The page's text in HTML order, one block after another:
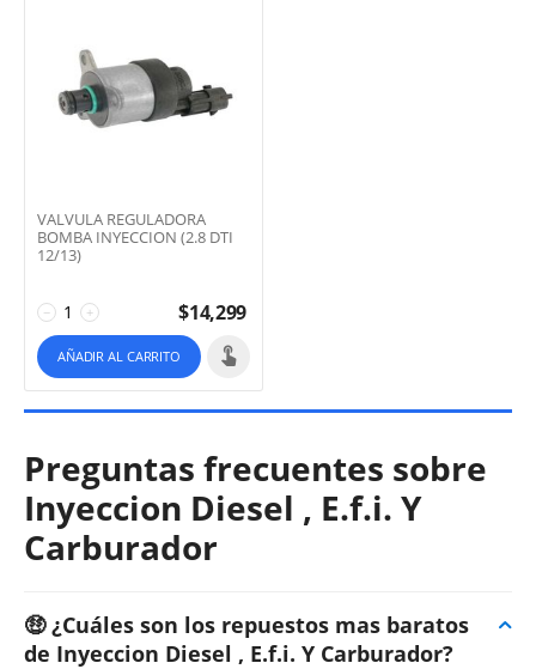
VALVULA REGULADORA
BOMBA INYECCION (2.8 DTI
12/13)
+
− $14,299
AÑADIR AL CARRITO
Preguntas frecuentes sobre
Inyeccion Diesel , E.f.i. Y
Carburador
🤑 ¿Cuáles son los repuestos mas baratos
de Inyeccion Diesel , E.f.i. Y Carburador?